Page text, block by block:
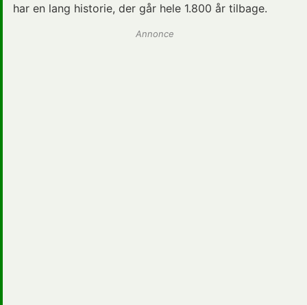
har en lang historie, der går hele 1.800 år tilbage.
Annonce